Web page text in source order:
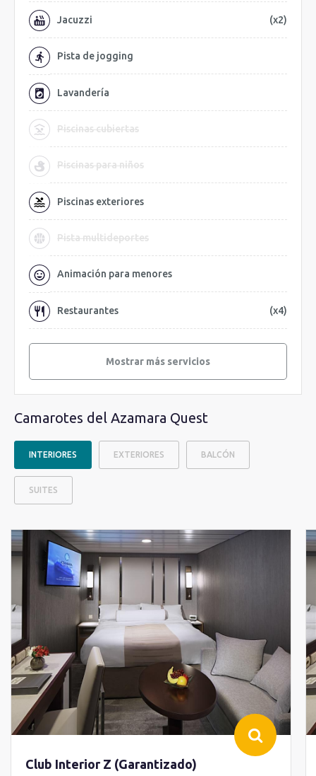
Jacuzzi (x2)
Pista de jogging
Lavandería
Piscinas cubiertas
Piscinas para niños
Piscinas exteriores
Pista multideportes
Animación para menores
Restaurantes (x4)
Mostrar más servicios
Camarotes del Azamara Quest
INTERIORES EXTERIORES BALCÓN
SUITES
Club Interior Z (Garantizado)